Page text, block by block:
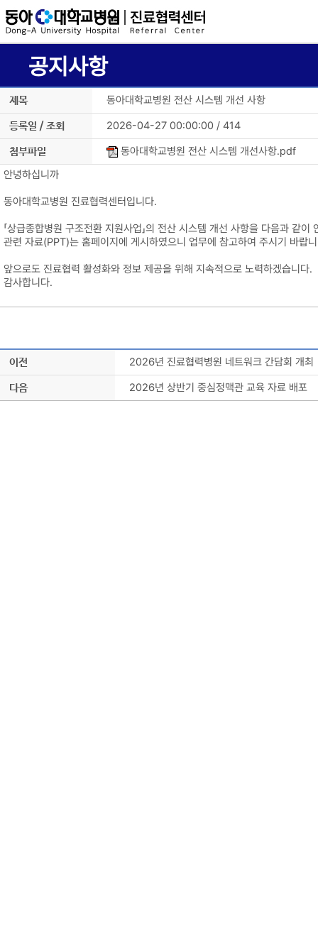
공지사항
제목 동아대학교병원 전산 시스템 개선 사항
등록일 / 조회 2026-04-27 00:00:00 / 414
첨부파일
동아대학교병원 전산 시스템 개선사항.pdf
안녕하십니까
동아대학교병원 진료협력센터입니다.
「상급종합병원 구조전환 지원사업」의 전산 시스템 개선 사항을 다음과 같이
관련 자료(PPT)는 홈페이지에 게시하였으니 업무에 참고하여 주시기 바랍
앞으로도 진료협력 활성화와 정보 제공을 위해 지속적으로 노력하겠습니다.
감사합니다.
이전 2026년 진료협력병원 네트워크 간담회 개최
다음 2026년 상반기 중심정맥관 교육 자료 배포